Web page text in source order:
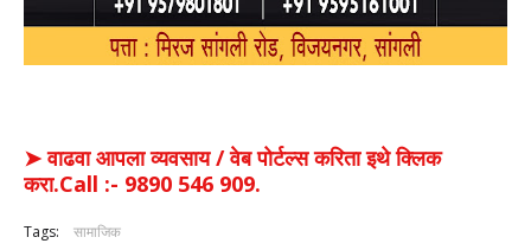
➤ वाढवा आपला व्यवसाय / वेब पोर्टल्स करिता इथे क्लिक
करा.Call :- 9890 546 909.
Tags: सामाजिक